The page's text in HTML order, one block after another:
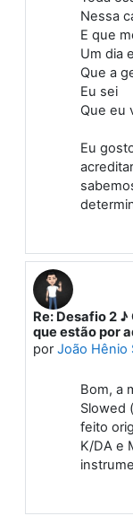
Nessa
E que
Um dia
Que a
Eu sei
Que eu
Eu
Em resposta à
Re: Desafio 2
que estão por
porJoão Hênio
Bom, a
Slowed
feito
K/DA e